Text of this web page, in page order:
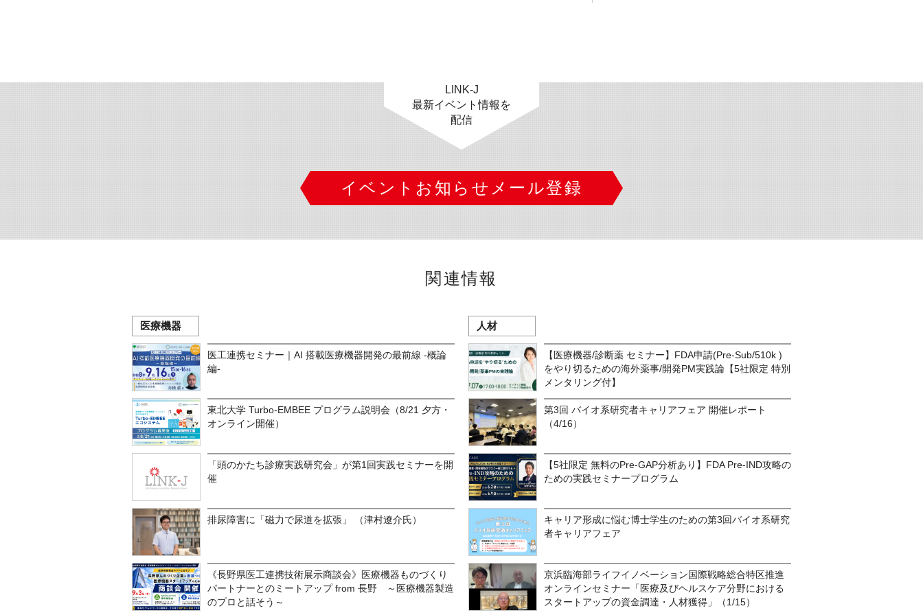
LINK-J
最新イベント情報を
配信
イベントお知らせメール登録
関連情報
医療機器
医工連携セミナー｜AI 搭載医療機器開発の最前線 -概論
編-
東北大学 Turbo-EMBEE プログラム説明会（8/21 夕方・
オンライン開催）
「頭のかたち診療実践研究会」が第1回実践セミナーを開
催
排尿障害に「磁力で尿道を拡張」 （津村遼介氏）
《長野県医工連携技術展示商談会》医療機器ものづくり
パートナーとのミートアップ from 長野 ～医療機器製造
のプロと話そう～
人材
【医療機器/診断薬 セミナー】FDA申請(Pre-Sub/510k )
をやり切るための海外薬事/開発PM実践論【5社限定 特別
メンタリング付】
第3回 バイオ系研究者キャリアフェア 開催レポート
（4/16）
【5社限定 無料のPre-GAP分析あり】FDA Pre-IND攻略の
ための実践セミナープログラム
キャリア形成に悩む博士学生のための第3回バイオ系研究
者キャリアフェア
京浜臨海部ライフイノベーション国際戦略総合特区推進
オンラインセミナー「医療及びヘルスケア分野における
スタートアップの資金調達・人材獲得」（1/15）